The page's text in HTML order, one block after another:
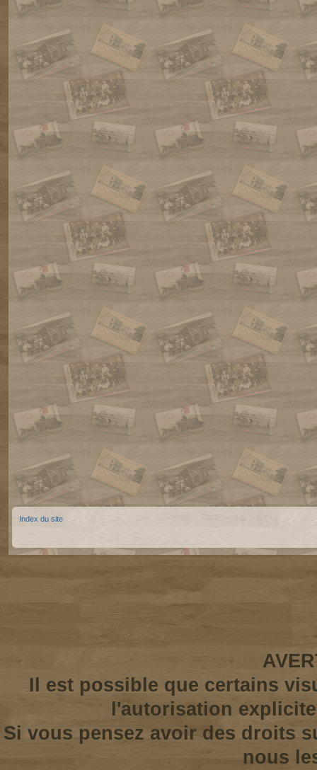
Index du site
Il est possible que certains
l'autorisation
Si vous pensez avoir des droits
nous